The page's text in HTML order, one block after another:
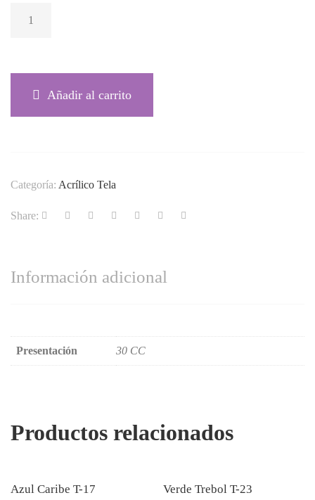
NEGRO T-1
Añadir al carrito
Categoría: Acrílico Tela
Share:
Información adicional
Presentación 30 CC
Productos relacionados
Azul Caribe T-17 Verde Trebol T-23